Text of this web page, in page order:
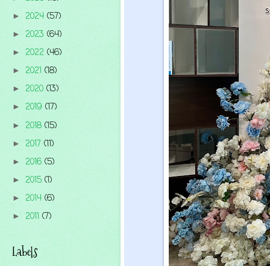
► 2024 (57)
► 2023 (64)
► 2022 (46)
► 2021 (18)
► 2020 (13)
► 2019 (17)
► 2018 (15)
► 2017 (11)
► 2016 (5)
► 2015 (1)
► 2014 (6)
► 2011 (7)
Labels